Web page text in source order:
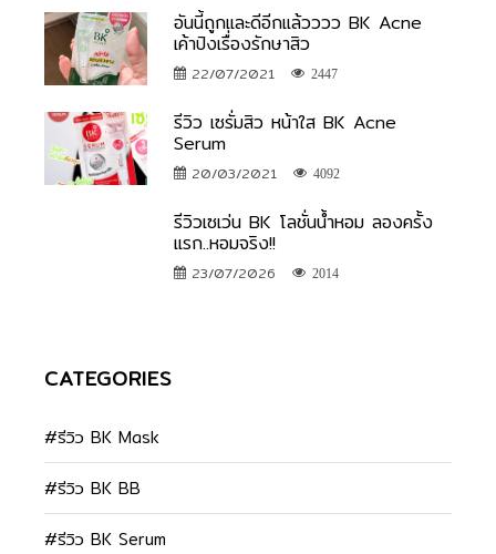
อันนี้ถูกและดีอีกแล้วววว BK Acne
เค้าปังเรื่องรักษาสิว
22/07/2021 2447
รีวิว เซรั่มสิว หน้าใส BK Acne
Serum
20/03/2021 4092
รีวิวเซเว่น BK โลชั่นน้ำหอม ลองครั้ง
แรก..หอมจริง!!
23/07/2026 2014
CATEGORIES
#รีวิว BK Mask
#รีวิว BK BB
#รีวิว BK Serum